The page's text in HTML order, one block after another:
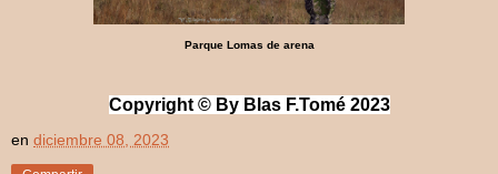
Parque Lomas de arena
Copyright © By Blas F.Tomé 2023
en diciembre 08, 2023